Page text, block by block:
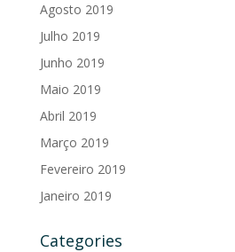
Agosto 2019
Julho 2019
Junho 2019
Maio 2019
Abril 2019
Março 2019
Fevereiro 2019
Janeiro 2019
Categories